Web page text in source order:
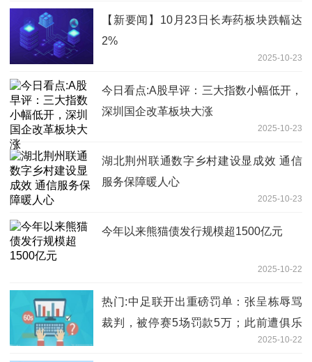
【新要闻】10月23日长寿药板块跌幅达
2%
2025-10-23
今日看点:A股早评：三大指数小幅低开，
深圳国企改革板块大涨
2025-10-23
湖北荆州联通数字乡村建设显成效 通信
服务保障暖人心
2025-10-23
今年以来熊猫债发行规模超1500亿元
2025-10-22
热门:中足联开出重磅罚单：张呈栋辱骂
裁判，被停赛5场罚款5万；此前遭俱乐
2025-10-22